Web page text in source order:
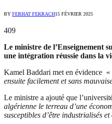
BY FERHAT FEKRACH15 FÉVRIER 2025
409
Le ministre de l’Enseignement
une intégration réussie dans la
Kamel Baddari met en évidence «
ensuite facilement et sans
Le ministre a ajouté que
algérienne le terreau d’une
susceptibles d’être industrialisés